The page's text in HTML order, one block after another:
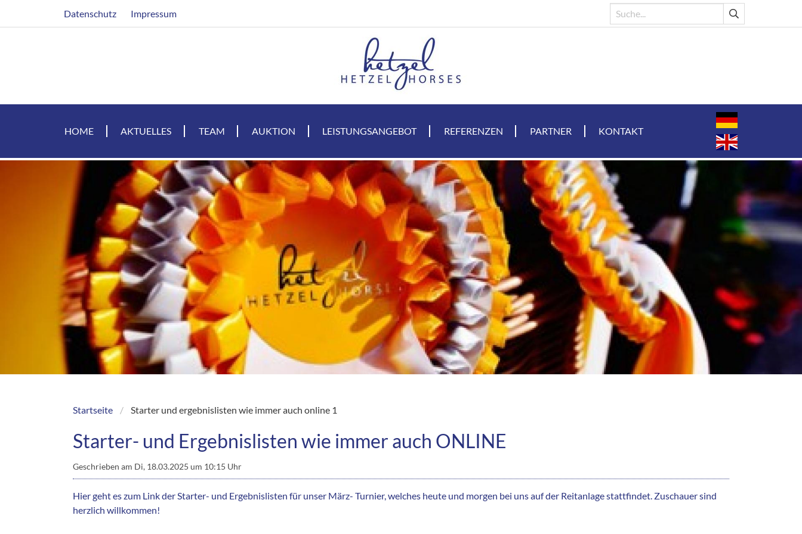
Datenschutz Impressum
HOME AKTUELLES TEAM AUKTION LEISTUNGSANGEBOT REFERENZEN PARTNER KONTAKT
Breadcrumb
Startseite Starter und ergebnislisten wie immer auch online 1
Starter- und Ergebnislisten wie immer auch ONLINE
Geschrieben am Di, 18.03.2025 um 10:15 Uhr
Hier geht es zum Link der Starter- und Ergebnislisten für unser März- Turnier, welches heute und morgen bei uns auf der Reitanlage stattfindet. Zuschauer sind
herzlich willkommen!